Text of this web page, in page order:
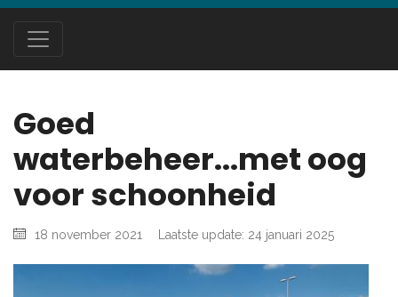
Goed
waterbeheer...met oog
voor schoonheid
18 november 2021 Laatste update: 24 januari 2025